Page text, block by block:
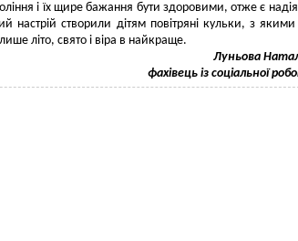
і їх щире бажання бути здоровими, отже є
настрій створили дітям повітряні кульки, з якими
літо, свято і віра в найкраще.
Луньова
фахівець із соціальної